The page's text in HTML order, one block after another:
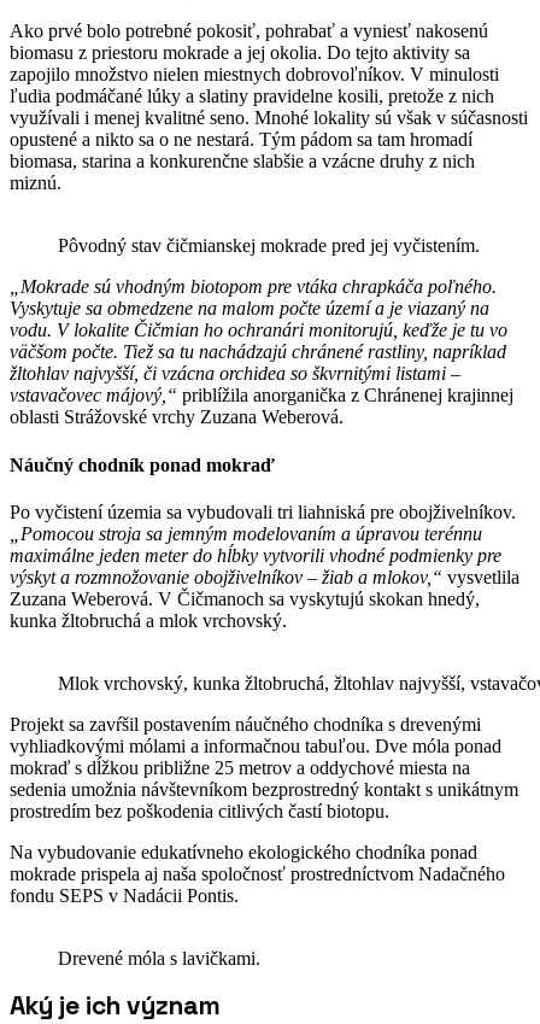
Ako prvé bolo potrebné pokosiť, pohrabať a vyniesť nakosenú
biomasu z priestoru mokrade a jej okolia. Do tejto aktivity sa
zapojilo množstvo nielen miestnych dobrovoľníkov. V minulosti
ľudia podmáčané lúky a slatiny pravidelne kosili, pretože z nich
využívali i menej kvalitné seno. Mnohé lokality sú však v súčasnosti
opustené a nikto sa o ne nestará. Tým pádom sa tam hromadí
biomasa, starina a konkurenčne slabšie a vzácne druhy z nich
miznú.
Pôvodný stav čičmianskej mokrade pred jej vyčistením.
„Mokrade sú vhodným biotopom pre vtáka chrapkáča poľného.
Vyskytuje sa obmedzene na malom počte území a je viazaný na
vodu. V lokalite Čičmian ho ochranári monitorujú, keďže je tu vo
väčšom počte. Tiež sa tu nachádzajú chránené rastliny, napríklad
žltohlav najvyšší, či vzácna orchidea so škvrnitými listami –
vstavačovec májový,“ priblížila anorganička z Chránenej krajinnej
oblasti Strážovské vrchy Zuzana Weberová.
Náučný chodník ponad mokraď
Po vyčistení územia sa vybudovali tri liahniská pre obojživelníkov.
„Pomocou stroja sa jemným modelovaním a úpravou terénnu
maximálne jeden meter do hĺbky vytvorili vhodné podmienky pre
výskyt a rozmnožovanie obojživelníkov – žiab a mlokov,“ vysvetlila
Zuzana Weberová. V Čičmanoch sa vyskytujú skokan hnedý,
kunka žltobruchá a mlok vrchovský.
Mlok vrchovský, kunka žltobruchá, žltohlav najvyšší,
Projekt sa zavŕšil postavením náučného chodníka s drevenými
vyhliadkovými mólami a informačnou tabuľou. Dve móla ponad
mokraď s dĺžkou približne 25 metrov a oddychové miesta na
sedenia umožnia návštevníkom bezprostredný kontakt s unikátnym
prostredím bez poškodenia citlivých častí biotopu.
Na vybudovanie edukatívneho ekologického chodníka ponad
mokrade prispela aj naša spoločnosť prostredníctvom Nadačného
fondu SEPS v Nadácii Pontis.
Drevené móla s lavičkami.
Aký je ich význam